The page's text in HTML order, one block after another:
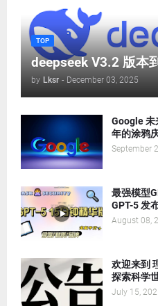
TOP
deepseek V3.2 版本
by Lksr - December 03, 2025
Google
年的涂鸦
September
最强模型
GPT-5 发
August 08,
欢迎来到
探索科学
July 15,